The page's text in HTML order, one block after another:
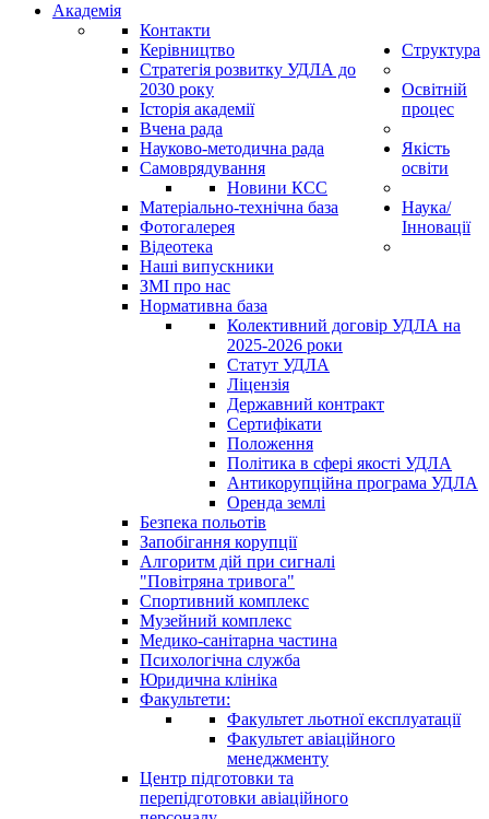
Академія
Контакти
Керівництво
Стратегія розвитку УДЛА до
2030 року
Історія академії
Вчена рада
Науково-методична рада
Самоврядування
Новини КСС
Матеріально-технічна база
Фотогалерея
Відеотека
Наші випускники
ЗМІ про нас
Нормативна база
Колективний договір УДЛА на
2025-2026 роки
Статут УДЛА
Ліцензія
Державний контракт
Сертифікати
Положення
Політика в сфері якості УДЛА
Антикорупційна програма УДЛА
Оренда землі
Безпека польотів
Запобігання корупції
Алгоритм дій при сигналі
"Повітряна тривога"
Структура
Спортивний комплекс
Музейний комплекс
Медико-санітарна частина
Психологічна служба
Юридична клініка
Факультети:
Факультет льотної експлуатації
Факультет авіаційного
менеджменту
Центр підготовки та
перепідготовки авіаційного
Освітній
процес
Якість
освіти
Наука/
Інновації